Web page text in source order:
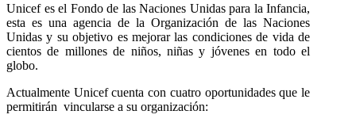
Unicef es el Fondo de las Naciones Unidas para la Infancia,
esta es una agencia de la Organización de las Naciones
Unidas y su objetivo es mejorar las condiciones de vida de
cientos de millones de niños, niñas y jóvenes en todo el
globo.
Actualmente Unicef cuenta con cuatro oportunidades que le
permitirán vincularse a su organización: